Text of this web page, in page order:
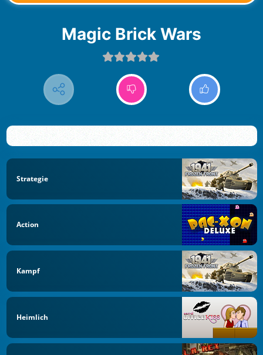
Magic Brick Wars
Strategie
Action
Kampf
Heimlich